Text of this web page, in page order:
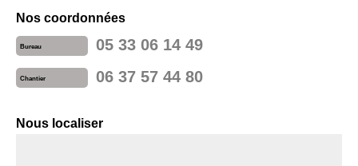
Nos coordonnées
Bureau 05 33 06 14 49
Chantier 06 37 57 44 80
Nous localiser